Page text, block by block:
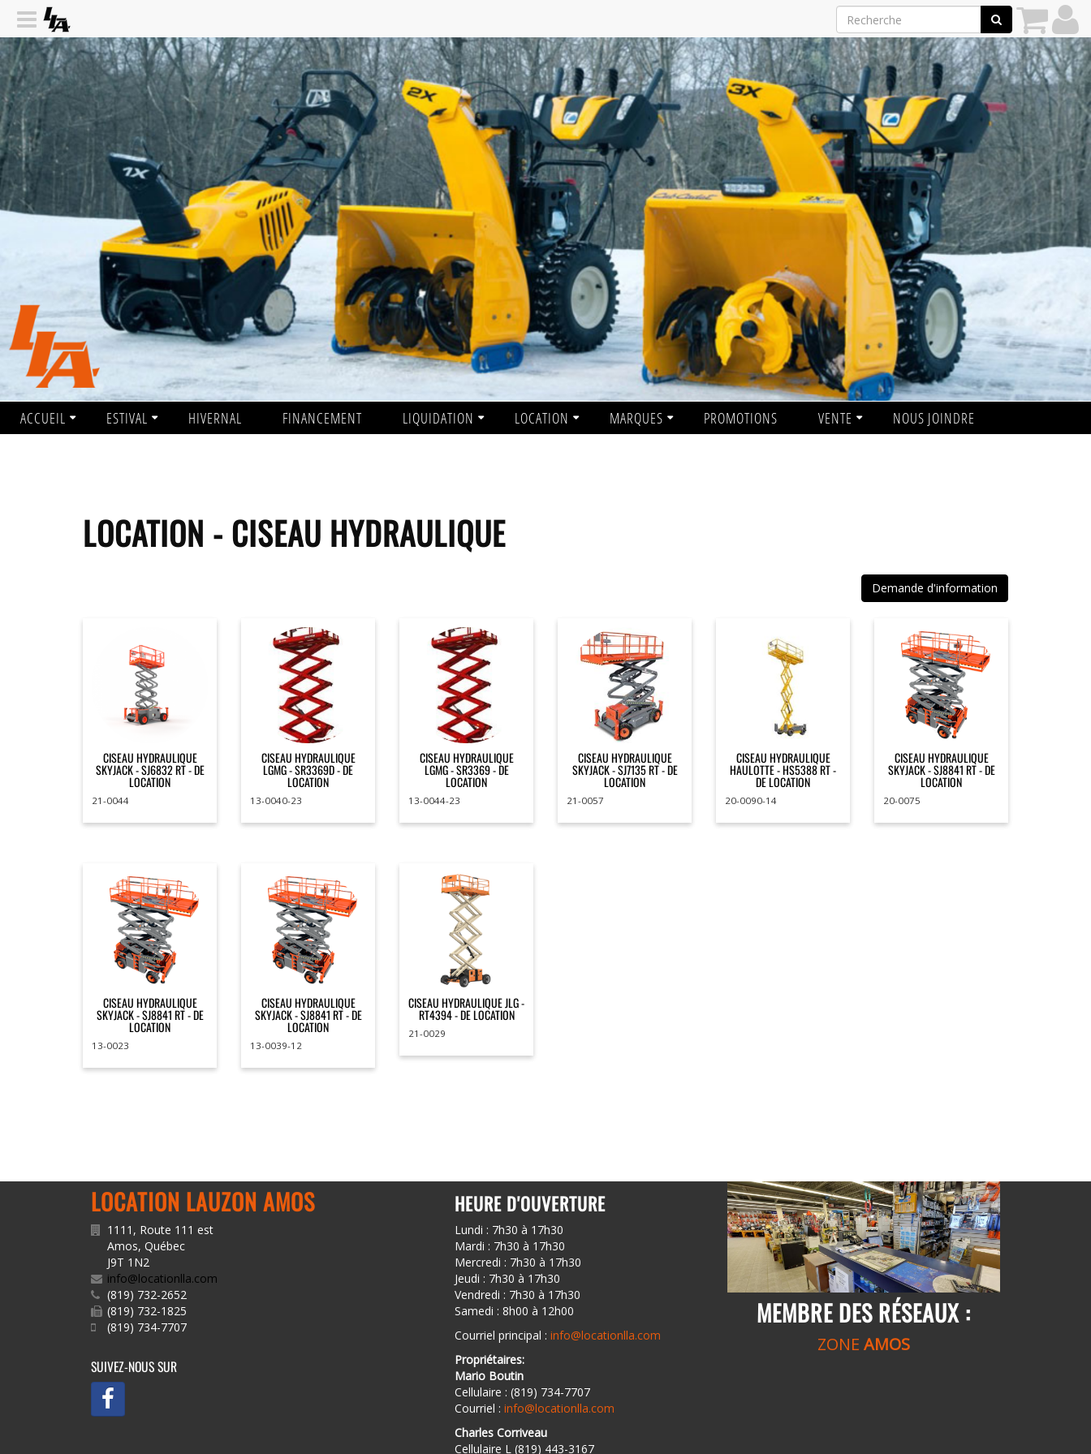
ACCUEIL ESTIVAL HIVERNAL FINANCEMENT LIQUIDATION LOCATION MARQUES PROMOTIONS VENTE NOUS JOINDRE
LOCATION - CISEAU HYDRAULIQUE
Demande d'information
CISEAU HYDRAULIQUE
SKYJACK - SJ6832 RT - DE
LOCATION
21-0044
CISEAU HYDRAULIQUE
LGMG - SR3369D - DE
LOCATION
13-0040-23
CISEAU HYDRAULIQUE
LGMG - SR3369 - DE
LOCATION
13-0044-23
CISEAU HYDRAULIQUE
SKYJACK - SJ7135 RT - DE
LOCATION
21-0057
CISEAU HYDRAULIQUE
HAULOTTE - HS5388 RT -
DE LOCATION
20-0090-14
CISEAU HYDRAULIQUE
SKYJACK - SJ8841 RT - DE
LOCATION
20-0075
CISEAU HYDRAULIQUE
SKYJACK - SJ8841 RT - DE
LOCATION
13-0023
CISEAU HYDRAULIQUE
SKYJACK - SJ8841 RT - DE
LOCATION
13-0039-12
CISEAU HYDRAULIQUE JLG -
RT4394 - DE LOCATION
21-0029
LOCATION LAUZON AMOS
1111, Route 111 est
Amos, Québec
J9T 1N2
info@locationlla.com
(819) 732-2652
(819) 732-1825
(819) 734-7707
SUIVEZ-NOUS SUR
HEURE D'OUVERTURE
Lundi : 7h30 à 17h30
Mardi : 7h30 à 17h30
Mercredi : 7h30 à 17h30
Jeudi : 7h30 à 17h30
Vendredi : 7h30 à 17h30
Samedi : 8h00 à 12h00
Courriel principal : info@locationlla.com
Propriétaires:
Mario Boutin
Cellulaire : (819) 734-7707
Courriel : info@locationlla.com
Charles Corriveau
Cellulaire L (819) 443-3167
MEMBRE DES RÉSEAUX :
ZONE AMOS